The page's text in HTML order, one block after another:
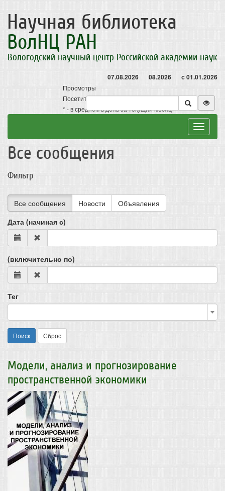
Научная библиотека
ВолНЦ РАН
Вологодский научный центр Российской академии наук
07.08.2026 08.2026 с 01.01.2026
Просмотры
Посетители
* - в среднем в день за текущий месяц
Toggle
Все сообщения
Фильтр
Все сообщения Новости
Объявления
Дата (начиная с)
(включительно по)
Тег
Поиск Сброс
Модели, анализ и прогнозирование
пространственной экономики